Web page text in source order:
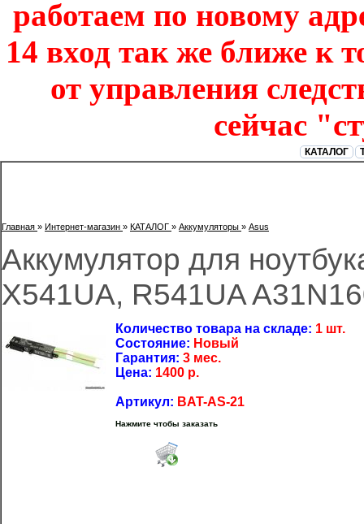
работаем по новому
14 вход так же ближе к
от управления
сейчас
КАТАЛОГ
Главная » Интернет-магазин » КАТАЛОГ » Аккумуляторы » Asus
Аккумулятор для
X541UA, R541UA
Количество товара на складе: 1 шт.
Состояние: Новый
Гарантия: 3 мес.
Цена: 1400 р.
Артикул: BAT-AS-21
Нажмите чтобы заказать